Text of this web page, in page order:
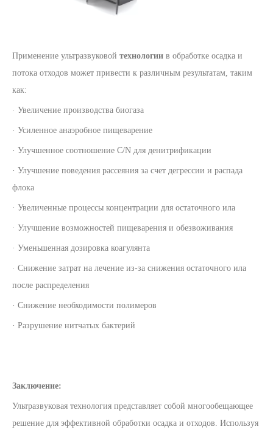
Применение ультразвуковой технологии в обработке осадка и
потока отходов может привести к различным результатам, таким
как:
· Увеличение производства биогаза
· Усиленное анаэробное пищеварение
· Улучшенное соотношение C/N для денитрификации
· Улучшение поведения рассеяния за счет дегрессии и распада
флока
· Увеличенные процессы концентрации для остаточного ила
· Улучшение возможностей пищеварения и обезвоживания
· Уменьшенная дозировка коагулянта
· Снижение затрат на лечение из-за снижения остаточного ила
после распределения
· Снижение необходимости полимеров
· Разрушение нитчатых бактерий
Заключение:
Ультразвуковая технология представляет собой многообещающее
решение для эффективной обработки осадка и отходов. Используя